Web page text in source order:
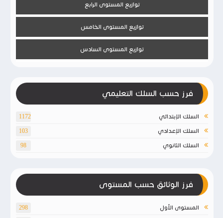
توازيع المستوى الرابع
توازيع المستوى الخامس
توازيع المستوى السادس
فرز حسب السلك التعليمي
السلك الإبتدائي 1172
السلك الإعدادي 103
السلك الثانوي 98
فرز الوثائق حسب المستوى
المستوى الأول 298